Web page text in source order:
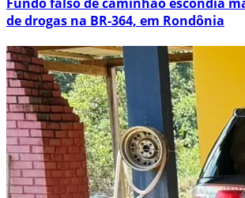
de drogas na BR-364, em Rondônia